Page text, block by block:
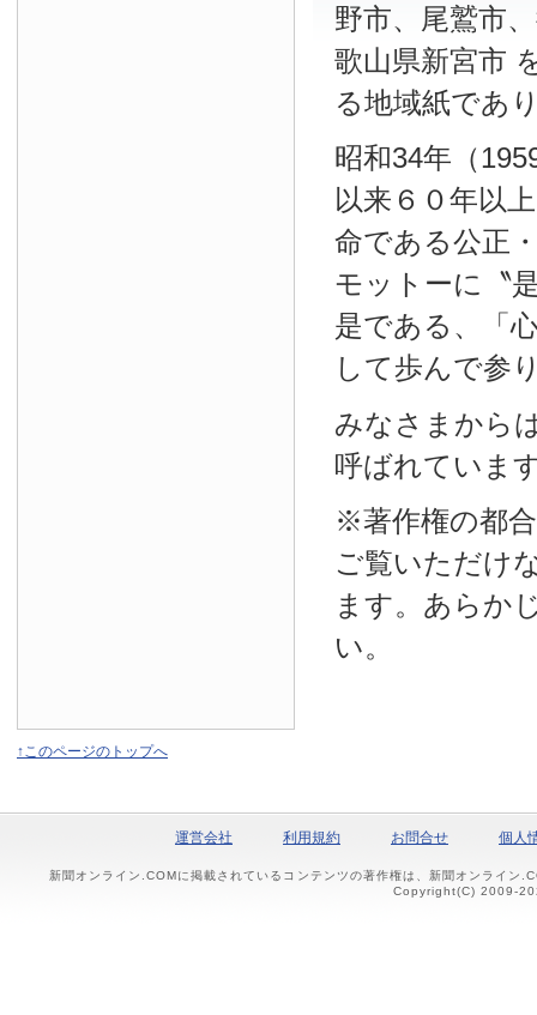
野市、尾鷲市
歌山県新宮市
る地域紙であ
昭和34年（
以来６０年以
命である公正
モットーに〝
是である、「
して歩んで参
みなさまから
呼ばれていま
※著作権の都
ご覧いただけ
ます。あらか
い。
↑このページのトップへ
運営会社 利用規約 お問合せ 個人
新聞オンライン.COMに掲載されているコンテンツの著作権は、新聞オンライン
Copyright(C) 2009-